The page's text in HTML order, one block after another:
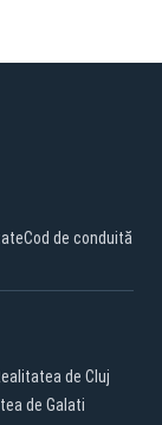
Cod de conduită
de Cluj
de Galati